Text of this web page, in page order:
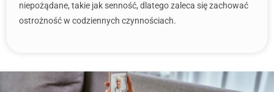
niepożądane, takie jak senność, dlatego zaleca się zachować
ostrożność w codziennych czynnościach.